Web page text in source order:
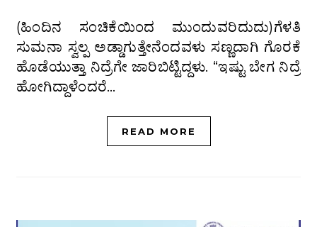
(ಹಿಂದಿನ ಸಂಚಿಕೆಯಿಂದ ಮುಂದುವರಿದುದು)ಗೆಳತಿ
ಸುಮನಾ ಸ್ವಲ್ಪ ಅಡ್ಡಾಗುತ್ತೇನೆಂದವಳು ಸಣ್ಣದಾಗಿ ಗೊರಕೆ
ಹೊಡೆಯುತ್ತಾ ನಿದ್ರೆಗೇ ಜಾರಿಬಿಟ್ಟಿದ್ದಳು. “ಇಷ್ಟು ಬೇಗ ನಿದ್ರೆ
ಹೋಗಿದ್ದಾಳೆಂದರೆ…
READ MORE